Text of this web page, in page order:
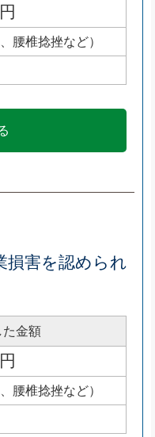
腰椎捻挫など）
損害を認められ
た金額
腰椎捻挫など）